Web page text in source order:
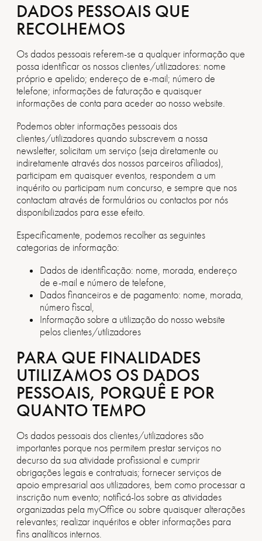
DADOS PESSOAIS QUE
RECOLHEMOS
Os dados pessoais referem-se a qualquer informação que
possa identificar os nossos clientes/utilizadores: nome
próprio e apelido; endereço de e-mail; número de
telefone; informações de faturação e quaisquer
informações de conta para aceder ao nosso website.
Podemos obter informações pessoais dos
clientes/utilizadores quando subscrevem a nossa
newsletter, solicitam um serviço (seja diretamente ou
indiretamente através dos nossos parceiros afiliados),
participam em quaisquer eventos, respondem a um
inquérito ou participam num concurso, e sempre que nos
contactam através de formulários ou contactos por nós
disponibilizados para esse efeito.
Especificamente, podemos recolher as seguintes
categorias de informação:
Dados de identificação: nome, morada, endereço
de e-mail e número de telefone,
Dados financeiros e de pagamento: nome, morada,
número fiscal,
Informação sobre a utilização do nosso website
pelos clientes/utilizadores
PARA QUE FINALIDADES
UTILIZAMOS OS DADOS
PESSOAIS, PORQUÊ E POR
QUANTO TEMPO
Os dados pessoais dos clientes/utilizadores são
importantes porque nos permitem prestar serviços no
decurso da sua atividade profissional e cumprir
obrigações legais e contratuais; fornecer serviços de
apoio empresarial aos utilizadores, bem como processar a
inscrição num evento; notificá-los sobre as atividades
organizadas pela myOffice ou sobre quaisquer alterações
relevantes; realizar inquéritos e obter informações para
fins analíticos internos.